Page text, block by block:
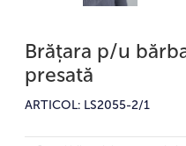
Brățara p/u
presată
ARTICOL: LS2055-2/1